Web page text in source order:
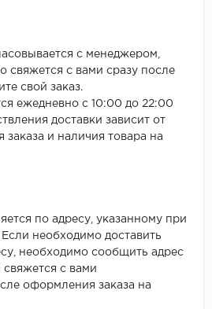
с менеджером,
свяжется с вами сразу после
свой заказ.
ежедневно с 10:00 до 22:00
доставки зависит от
и наличия товара на
по адресу, указанному при
необходимо доставить
необходимо сообщить адрес
с вами
оформления заказа на